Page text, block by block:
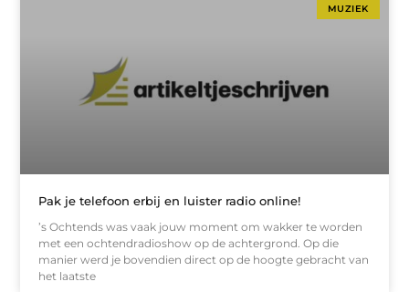
MUZIEK
Pak je telefoon erbij en luister radio online!
’s Ochtends was vaak jouw moment om wakker te worden
met een ochtendradioshow op de achtergrond. Op die
manier werd je bovendien direct op de hoogte gebracht van
het laatste